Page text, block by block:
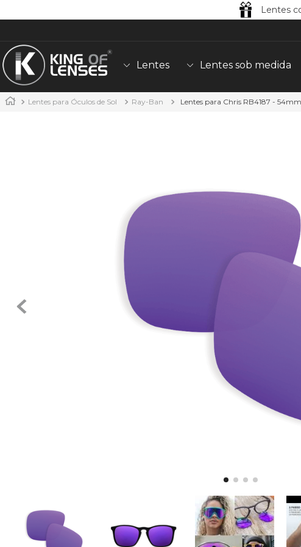
Lentes
Lentes Lentes sob medida
Lentes para Óculos de Sol Ray-Ban Lentes para Chris RB4187 -